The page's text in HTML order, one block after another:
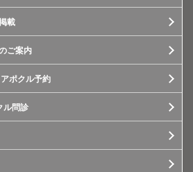
載
ご案内
ポクル予約
ル問診